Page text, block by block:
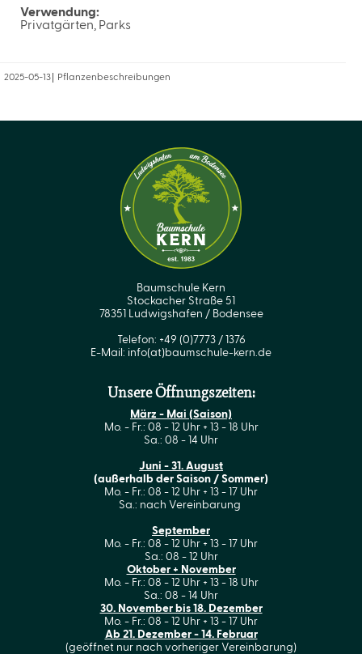
Verwendung:
Privatgärten, Parks
2025-05-13 Pflanzenbeschreibungen
Baumschule Kern
Stockacher Straße 51
78351 Ludwigshafen / Bodensee
Telefon: +49 (0)7773 / 1376
E-Mail: info(at)baumschule-kern.de
Unsere Öffnungszeiten:
März - Mai (Saison)
Mo. - Fr.: 08 - 12 Uhr + 13 - 18 Uhr
Sa.: 08 - 14 Uhr
Juni - 31. August
(außerhalb der Saison / Sommer)
Mo. - Fr.: 08 - 12 Uhr + 13 - 17 Uhr
Sa.: nach Vereinbarung
September
Mo. - Fr.: 08 - 12 Uhr + 13 - 17 Uhr
Sa.: 08 - 12 Uhr
Oktober + November
Mo. - Fr.: 08 - 12 Uhr + 13 - 18 Uhr
Sa.: 08 - 14 Uhr
30. November bis 18. Dezember
Mo. - Fr.: 08 - 12 Uhr + 13 - 17 Uhr
Ab 21. Dezember - 14. Februar
(geöffnet nur nach vorheriger Vereinbarung)